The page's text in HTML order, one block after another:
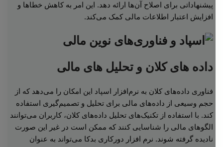
پیشنهاداتی برای اصلاح آن‌ها ارائه دهد. این امر به کاهش خطاها و
افزایش اعتبار اطلاعات مالی کمک می‌کند.
داده های کلان و تحلیل های مالی
فناوری داده‌های کلان به نرم‌افزار اسپاد این امکان را می‌دهد که از
حجم وسیعی از داده‌های مالی برای تحلیل و تصمیم‌گیری استفاده
کند. با استفاده از تکنیک‌های تحلیل داده‌های کلان، کاربران می‌توانند
الگوهای مالی را شناسایی کنند که ممکن است در غیر این صورت
نادیده گرفته شوند. نرم افزار دورکاری بدکا می‌تواند به عنوان